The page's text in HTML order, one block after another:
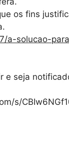
os fins
a-solucao-
e seja
s/